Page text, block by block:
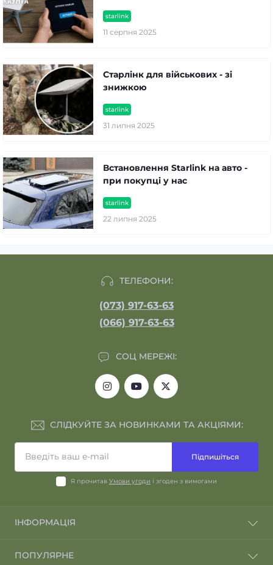
starlink
11 серпня 2025
starlink
31 липня 2025
Старлінк для військових - зі
знижкою
starlink
22 липня 2025
Встановлення Starlink на авто -
при покупці у нас
ТЕЛЕФОНИ:
(073) 917-63-63
(066) 917-63-63
СОЦ МЕРЕЖІ:
СЛІДКУЙТЕ ЗА НОВИНКАМИ ТА АКЦІЯМИ:
Підпишіться
Я прочитав Умови угоди і згоден з вимогами
ІНФОРМАЦІЯ
Відгуки клієнтів
ПОПУЛЯРНЕ